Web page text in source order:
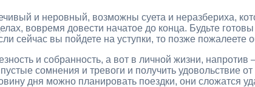
и неровный, возможны суета и неразбериха,
вовремя довести начатое до конца. Будьте
сейчас вы пойдете на уступки, то позже пожалеете
и собранность, а вот в личной жизни, напротив
сомнения и тревоги и получить удовольствие
дня можно планировать поездки, они сложатся